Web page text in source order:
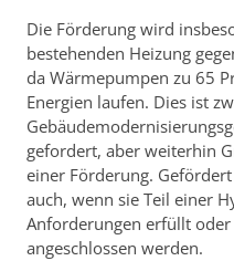
Die Förderung wird
bestehenden Heizung
da Wärmepumpen zu 65
Energien laufen. Dies ist
gefordert, aber weiterhin
einer Förderung.
auch, wenn sie Teil einer
Anforderungen erfüllt
angeschlossen werden.